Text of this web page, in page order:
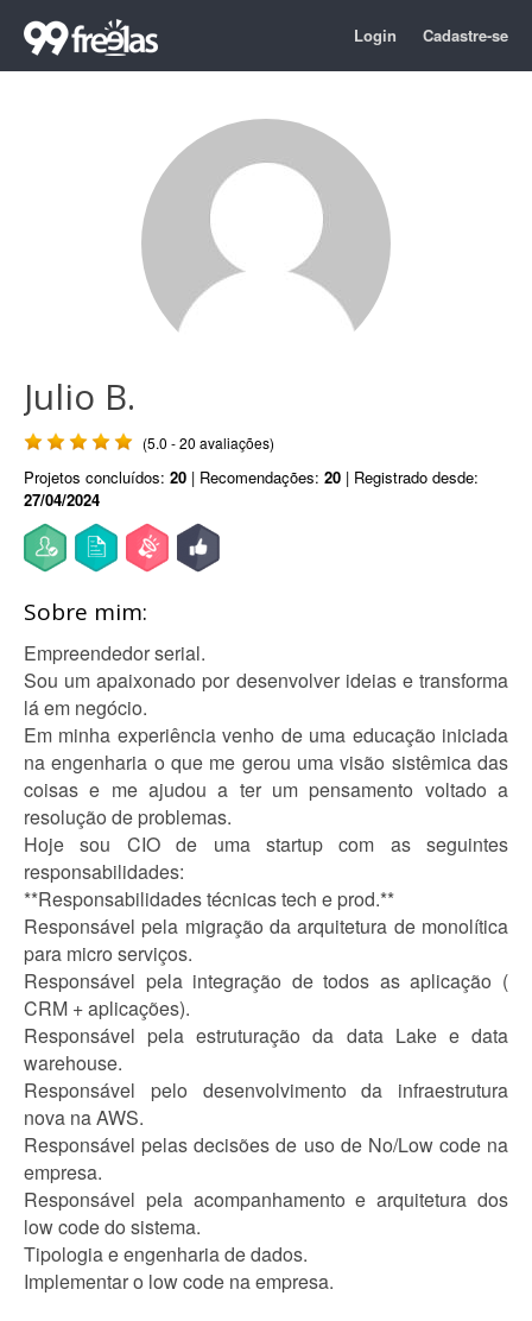
Login Cadastre-se
Julio B.
(5.0 - 20 avaliações)
Projetos concluídos: 20 | Recomendações: 20 | Registrado desde:
27/04/2024
Sobre mim:
Empreendedor serial.
Sou um apaixonado por desenvolver ideias e transforma
lá em negócio.
Em minha experiência venho de uma educação iniciada
na engenharia o que me gerou uma visão sistêmica das
coisas e me ajudou a ter um pensamento voltado a
resolução de problemas.
Hoje sou CIO de uma startup com as seguintes
responsabilidades:
**Responsabilidades técnicas tech e prod.**
Responsável pela migração da arquitetura de monolítica
para micro serviços.
Responsável pela integração de todos as aplicação (
CRM + aplicações).
Responsável pela estruturação da data Lake e data
warehouse.
Responsável pelo desenvolvimento da infraestrutura
nova na AWS.
Responsável pelas decisões de uso de No/Low code na
empresa.
Responsável pela acompanhamento e arquitetura dos
low code do sistema.
Tipologia e engenharia de dados.
Implementar o low code na empresa.